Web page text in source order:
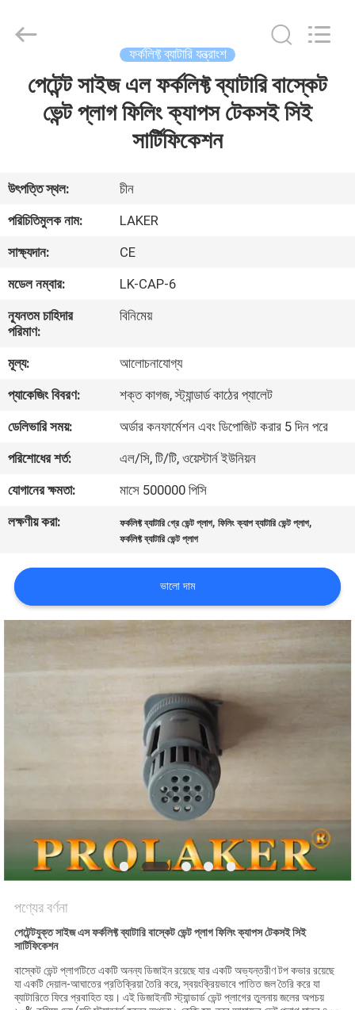
বাড়ি
আমাদের
সম্পর্কে
কারখানা
ভ্রমণ
নিয়ন্ত্রণ
আমাদের
সাথে
যোগাযোগ
করুন
SITEMAP
গোপনীয়তা
CO.,LIMITED.
ফর্কলিফ্ট ব্যাটারি যন্ত্রাংশ
পেটেন্ট সাইজ এল ফর্কলিফ্ট ব্যাটারি বাস্কেট
ভেন্ট প্লাগ ফিলিং ক্যাপস টেকসই সিই
সার্টিফিকেশন
উৎপত্তি স্থল:
চীন
পরিচিতিমুলক নাম:
LAKER
সাক্ষ্যদান:
CE
মডেল নম্বার:
LK-CAP-6
ন্যূনতম চাহিদার
পরিমাণ:
বিনিমেয়
মূল্য:
আলোচনাযোগ্য
প্যাকেজিং বিবরণ:
শক্ত কাগজ, স্ট্যান্ডার্ড কাঠের প্যালেট
ডেলিভারি সময়:
অর্ডার কনফার্মেশন এবং ডিপোজিট করার 5 দিন পরে
পরিশোধের শর্ত:
এল/সি, টি/টি, ওয়েস্টার্ন ইউনিয়ন
যোগানের ক্ষমতা:
মাসে 500000 পিসি
লক্ষণীয় করা:
ফর্কলিফ্ট ব্যাটারি গ্রে ভেন্ট প্লাগ,ফিলিং ক্যাপ ব্যাটারি ভেন্ট প্লাগ,
ফর্কলিফ্ট ব্যাটারি ভেন্ট প্লাগ
ভালো দাম
পণ্যের বর্ণনা
পেটেন্টযুক্ত সাইজ এস ফর্কলিফ্ট ব্যাটারি বাস্কেট ভেন্ট প্লাগ ফিলিং ক্যাপস টেকসই সিই
সার্টিফিকেশন
বাস্কেট ভেন্ট প্লাগটিতে একটি অনন্য ডিজাইন রয়েছে যার একটি অভ্যন্তরীণ টপ কভার রয়েছে
যা একটি দেয়াল-আঘাতের প্রতিক্রিয়া তৈরি করে, স্বয়ংক্রিয়ভাবে পাতিত জল তৈরি করে যা
ব্যাটারিতে ফিরে প্রবাহিত হয়। এই ডিজাইনটি স্ট্যান্ডার্ড ভেন্ট প্লাগের তুলনায় জলের অপচয়